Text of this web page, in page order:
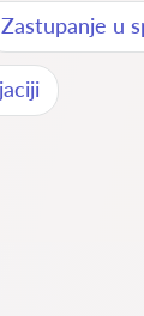
Zastupanje u